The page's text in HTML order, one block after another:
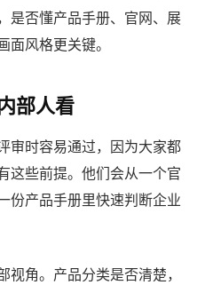
是否懂产品手册、官网、展
面风格更关键。
部人看
审时容易通过，因为大家都
这些前提。他们会从一个官
份产品手册里快速判断企业
角。产品分类是否清楚，